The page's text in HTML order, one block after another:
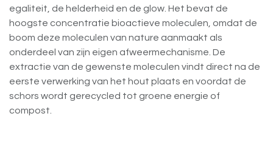
egaliteit, de helderheid en de glow. Het bevat de
hoogste concentratie bioactieve moleculen, omdat de
boom deze moleculen van nature aanmaakt als
onderdeel van zijn eigen afweermechanisme. De
extractie van de gewenste moleculen vindt direct na de
eerste verwerking van het hout plaats en voordat de
schors wordt gerecycled tot groene energie of
compost.